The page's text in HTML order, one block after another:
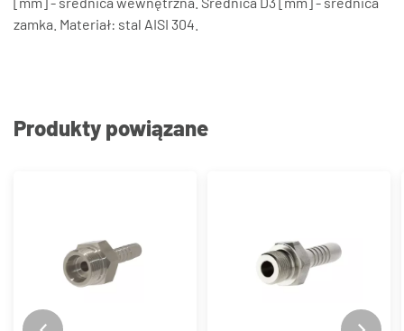
zamka. Materiał: stal AISI 304.
Produkty powiązane